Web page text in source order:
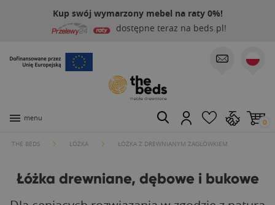
Kup swój wymarzony mebel na raty 0%!
dostępne teraz na beds.pl!
menu 0
THE BEDS ŁÓŻKA ŁÓŻKA Z DREWNIANYM ZAGŁÓWKIEM
Łóżka drewniane, dębowe i bukowe